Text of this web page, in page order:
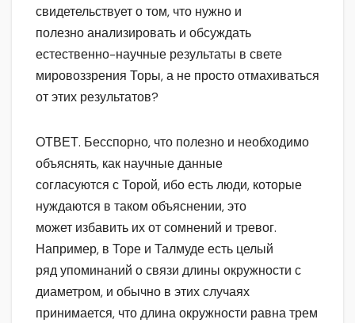
свидетельствует о том, что нужно и
полезно анализировать и обсуждать
естественно-научные результаты в свете
мировоззрения Торы, а не просто отмахиваться
от этих результатов?
ОТВЕТ. Бесспорно, что полезно и необходимо
объяснять, как научные данные
согласуются с Торой, ибо есть люди, которые
нуждаются в таком объяснении, это
может избавить их от сомнений и тревог.
Например, в Торе и Талмуде есть целый
ряд упоминаний о связи длины окружности с
диаметром, и обычно в этих случаях
принимается, что длина окружности равна трем